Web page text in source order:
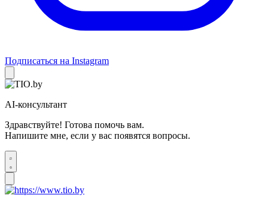
Подписаться на Instagram
AI-консультант
Здравствуйте! Готова помочь вам.
Напишите мне, если у вас появятся вопросы.